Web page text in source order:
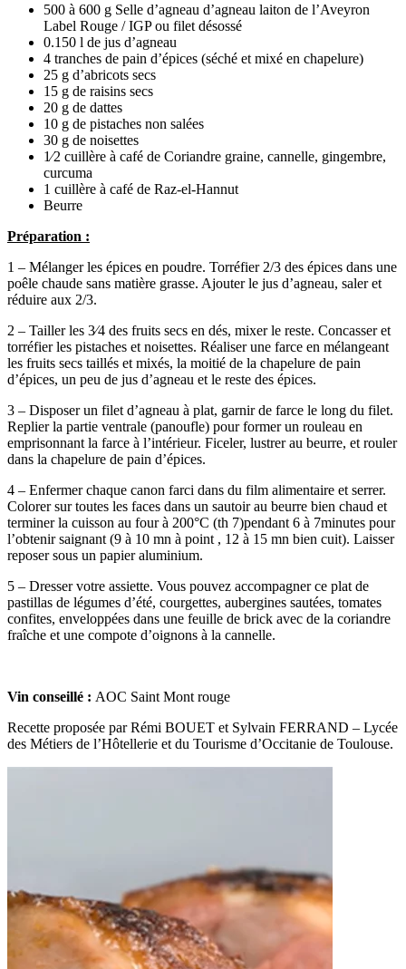
500 à 600 g Selle d’agneau d’agneau laiton de l’Aveyron
Label Rouge / IGP ou filet désossé
0.150 l de jus d’agneau
4 tranches de pain d’épices (séché et mixé en chapelure)
25 g d’abricots secs
15 g de raisins secs
20 g de dattes
10 g de pistaches non salées
30 g de noisettes
1⁄2 cuillère à café de Coriandre graine, cannelle, gingembre,
curcuma
1 cuillère à café de Raz-el-Hannut
Beurre
Préparation :
1 – Mélanger les épices en poudre. Torréfier 2/3 des épices dans une
poêle chaude sans matière grasse. Ajouter le jus d’agneau, saler et
réduire aux 2/3.
2 – Tailler les 3⁄4 des fruits secs en dés, mixer le reste. Concasser et
torréfier les pistaches et noisettes. Réaliser une farce en mélangeant
les fruits secs taillés et mixés, la moitié de la chapelure de pain
d’épices, un peu de jus d’agneau et le reste des épices.
3 – Disposer un filet d’agneau à plat, garnir de farce le long du filet.
Replier la partie ventrale (panoufle) pour former un rouleau en
emprisonnant la farce à l’intérieur. Ficeler, lustrer au beurre, et rouler
dans la chapelure de pain d’épices.
4 – Enfermer chaque canon farci dans du film alimentaire et serrer.
Colorer sur toutes les faces dans un sautoir au beurre bien chaud et
terminer la cuisson au four à 200°C (th 7)pendant 6 à 7minutes pour
l’obtenir saignant (9 à 10 mn à point , 12 à 15 mn bien cuit). Laisser
reposer sous un papier aluminium.
5 – Dresser votre assiette. Vous pouvez accompagner ce plat de
pastillas de légumes d’été, courgettes, aubergines sautées, tomates
confites, enveloppées dans une feuille de brick avec de la coriandre
fraîche et une compote d’oignons à la cannelle.
Vin conseillé : AOC Saint Mont rouge
Recette proposée par Rémi BOUET et Sylvain FERRAND – Lycée
des Métiers de l’Hôtellerie et du Tourisme d’Occitanie de Toulouse.